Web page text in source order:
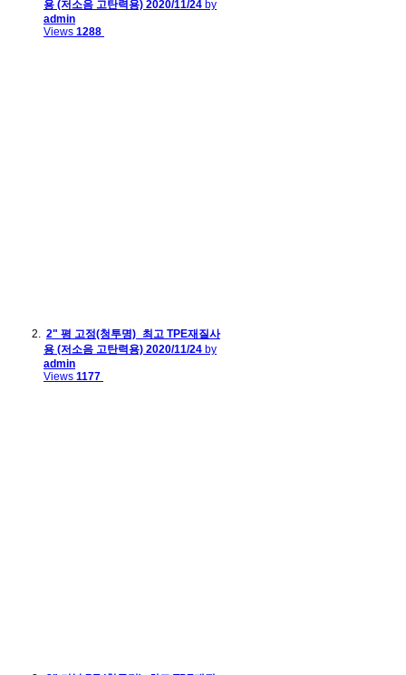
용 (저소음 고탄력용) 2020/11/24 by
admin
Views 1288
2" 평 고정(청투명)_최고 TPE재질사
용 (저소음 고탄력용) 2020/11/24 by
admin
Views 1177